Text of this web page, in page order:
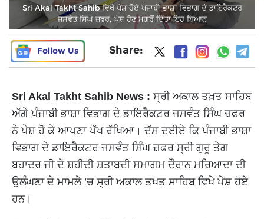
Sri Akal Takht Sahib ਵਿਖੇ ਪੇਸ਼ ਹੋਏ ਪੰਜਾਬੀ ਭਾਸ਼ਾ ਵਿਭਾਗ ਦੇ ਡਾਇਰੈਕਟਰ
ਜਸਵੰਤ ਸਿੰਘ ਜ਼ਫਰ, ਪੇਸ਼ ਹੋਣ ਮਗਰੋਂ ਦਿੱਤਾ ਇਹ ਬਿਆਨ
Follow Us Share:
Sri Akal Takht Sahib News : ਸ੍ਰੀ ਅਕਾਲ ਤਖ਼ਤ ਸਾਹਿਬ
ਅੱਗੇ ਪੰਜਾਬੀ ਭਾਸ਼ਾ ਵਿਭਾਗ ਦੇ ਡਾਇਰੈਕਟਰ ਜਸਵੰਤ ਸਿੰਘ ਜ਼ਫਰ
ਨੇ ਪੇਸ਼ ਹੋ ਕੇ ਆਪਣਾ ਪੱਖ ਰੱਖਿਆ। ਦੱਸ ਦਈਏ ਕਿ ਪੰਜਾਬੀ ਭਾਸ਼ਾ
ਵਿਭਾਗ ਦੇ ਡਾਇਰੈਕਟਰ ਜਸਵੰਤ ਸਿੰਘ ਜ਼ਫਰ ਸ੍ਰੀ ਗੁਰੂ ਤੇਗ
ਬਹਾਦਰ ਜੀ ਦੇ ਸ਼ਹੀਦੀ ਸ਼ਤਾਬਦੀ ਸਮਾਗਮ ਦੌਰਾਨ ਮਰਿਆਦਾ ਦੀ
ਉਲੰਘਣਾ ਦੇ ਮਾਮਲੇ ’ਚ ਸ੍ਰੀ ਅਕਾਲ ਤਖਤ ਸਾਹਿਬ ਵਿਖੇ ਪੇਸ਼ ਹੋਏ
ਹਨ।